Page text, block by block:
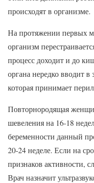
происходят в организме.
На протяжении первых
организм
процесс доходит и до
органа нередко вводит
которая принимает
Повторнородящая
шевеления на 16-18
беременности данный
20-24 неделе. Если на
признаков активности,
Врач назначит